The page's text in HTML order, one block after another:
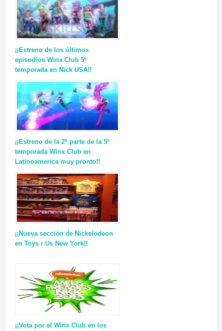
¡¡Estreno de los últimos
episodios Winx Club 5º
temporada en Nick USA!!
¡¡Estreno de la 2º parte de la 5º
temporada Winx Club en
Latinoamerica muy pronto!!
¡¡Nueva sección de Nickelodeon
en Toys r Us New York!!
¡¡Vota por el Winx Club en los